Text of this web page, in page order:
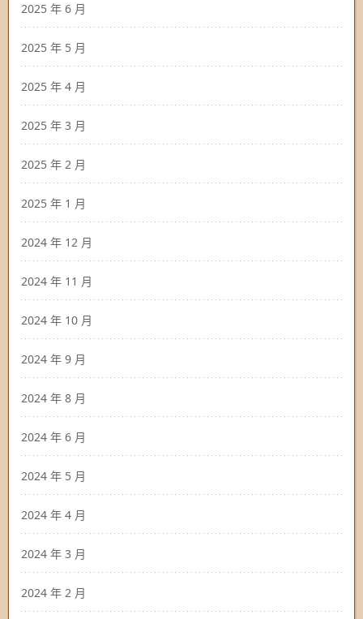
2025 年 6 月
2025 年 5 月
2025 年 4 月
2025 年 3 月
2025 年 2 月
2025 年 1 月
2024 年 12 月
2024 年 11 月
2024 年 10 月
2024 年 9 月
2024 年 8 月
2024 年 6 月
2024 年 5 月
2024 年 4 月
2024 年 3 月
2024 年 2 月